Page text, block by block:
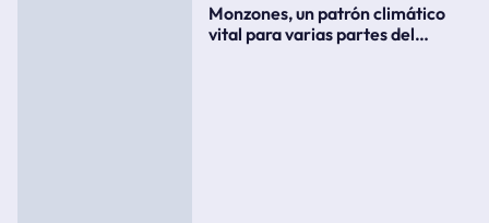
Monzones, un patrón climático
vital para varias partes del